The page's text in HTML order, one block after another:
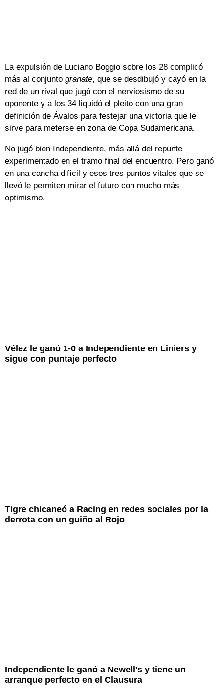
La expulsión de Luciano Boggio sobre los 28 complicó
más al conjunto granate, que se desdibujó y cayó en la
red de un rival que jugó con el nerviosismo de su
oponente y a los 34 liquidó el pleito con una gran
definición de Ávalos para festejar una victoria que le
sirve para meterse en zona de Copa Sudamericana.
No jugó bien Independiente, más allá del repunte
experimentado en el tramo final del encuentro. Pero ganó
en una cancha difícil y esos tres puntos vitales que se
llevó le permiten mirar el futuro con mucho más
optimismo.
Vélez le ganó 1-0 a Independiente en Liniers y
sigue con puntaje perfecto
Tigre chicaneó a Racing en redes sociales por la
derrota con un guiño al Rojo
Independiente le ganó a Newell's y tiene un
arranque perfecto en el Clausura